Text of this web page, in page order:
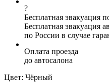
?
Бесплатная эвакуация
Бесплатная эвакуация
по России в случае
Оплата проезда
до автосалона
Цвет: Чёрный